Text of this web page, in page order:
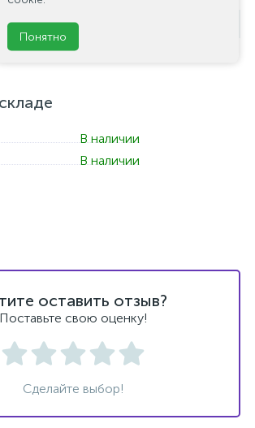
черный матовый
5 лет
В наличии
В наличии
оставить отзыв?
Поставьте свою оценку!
Сделайте выбор!
Понятно